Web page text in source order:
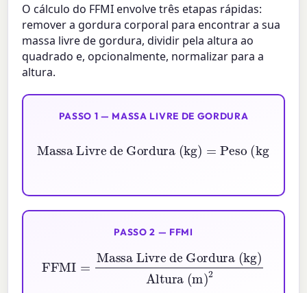
O cálculo do FFMI envolve três etapas rápidas:
remover a gordura corporal para encontrar a sua
massa livre de gordura, dividir pela altura ao
quadrado e, opcionalmente, normalizar para a
altura.
PASSO 1 — MASSA LIVRE DE GORDURA
PASSO 2 — FFMI
= Massa Livre de Gordura (kg)Altura (m)2